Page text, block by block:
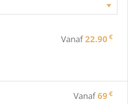
Vanaf22.90 €
Vanaf69 €